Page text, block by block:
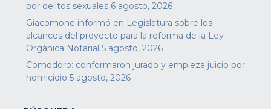
por delitos sexuales 6 agosto, 2026
Giacomone informó en Legislatura sobre los
alcances del proyecto para la reforma de la Ley
Orgánica Notarial 5 agosto, 2026
Comodoro: conformaron jurado y empieza juicio por
homicidio 5 agosto, 2026